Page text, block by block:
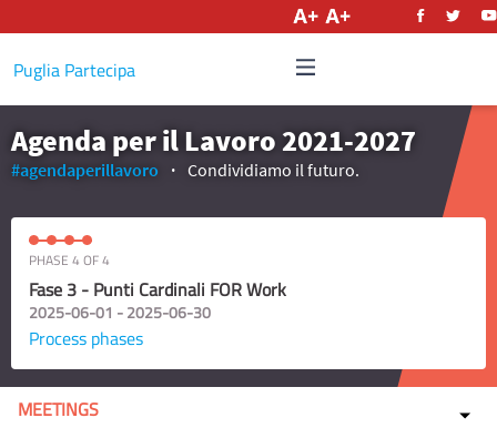
Puglia Partecipa
Agenda per il Lavoro 2021-2027
#agendaperillavoro Condividiamo il futuro.
PHASE 4 OF 4
Fase 3 - Punti Cardinali FOR Work
2025-06-01 - 2025-06-30
Process phases
MEETINGS